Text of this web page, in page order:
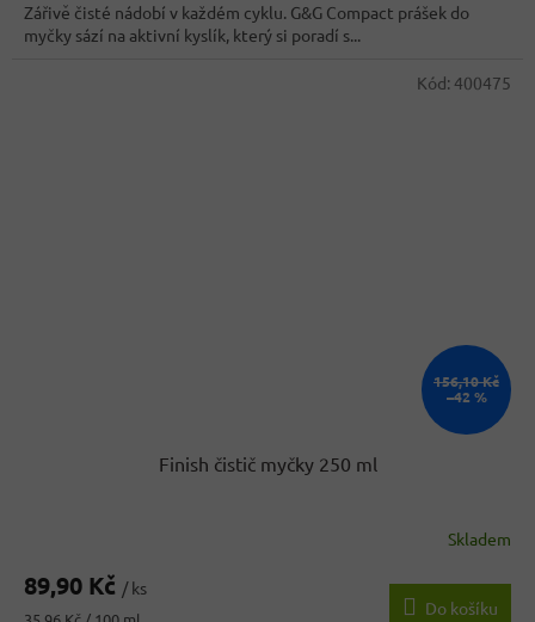
hvězdiček.
Zářivě čisté nádobí v každém cyklu. G&G Compact prášek do
myčky sází na aktivní kyslík, který si poradí s...
156,10 Kč
–42 %
Finish čistič myčky 250 ml
Skladem
89,90 Kč / ks
Do košíku
Kód: 400475